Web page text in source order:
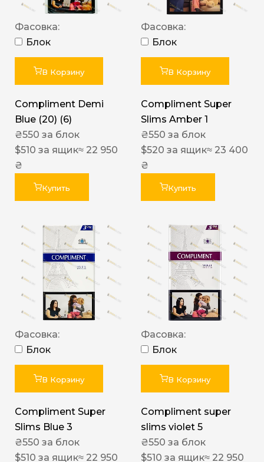
Фасовка:
Блок
В Корзину
Compliment Demi
Blue (20) (6)
₴550 за блок
$510 за ящик≈ 22 950
₴
Купить
Фасовка:
Блок
В Корзину
Compliment Super
Slims Amber 1
₴550 за блок
$520 за ящик≈ 23 400
₴
Купить
Фасовка:
Блок
В Корзину
Compliment Super
Slims Blue 3
₴550 за блок
$510 за ящик≈ 22 950
Фасовка:
Блок
В Корзину
Compliment super
slims violet 5
₴550 за блок
$510 за ящик≈ 22 950